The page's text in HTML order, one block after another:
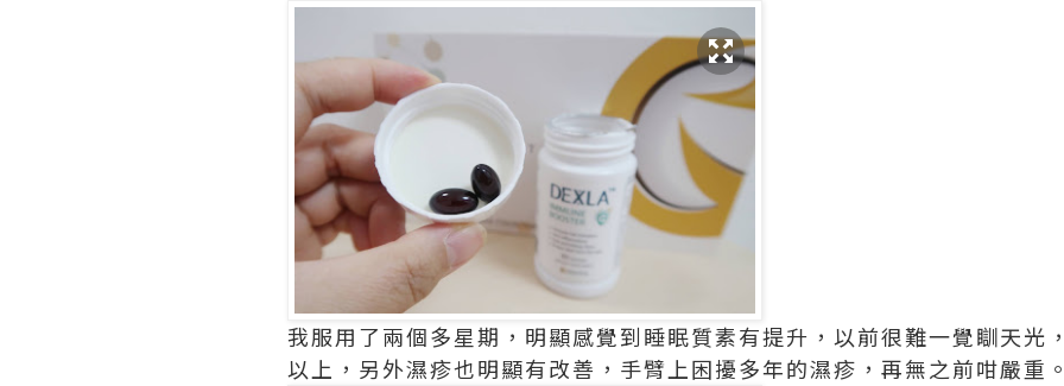
我服用了兩個多星期，明顯感覺到睡眠質素有提升，以前很難一覺瞓天光
以上，另外濕疹也明顯有改善，手臂上困擾多年的濕疹，再無之前咁嚴重。